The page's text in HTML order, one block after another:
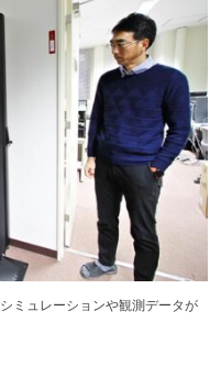
ミュレーションや観測データが